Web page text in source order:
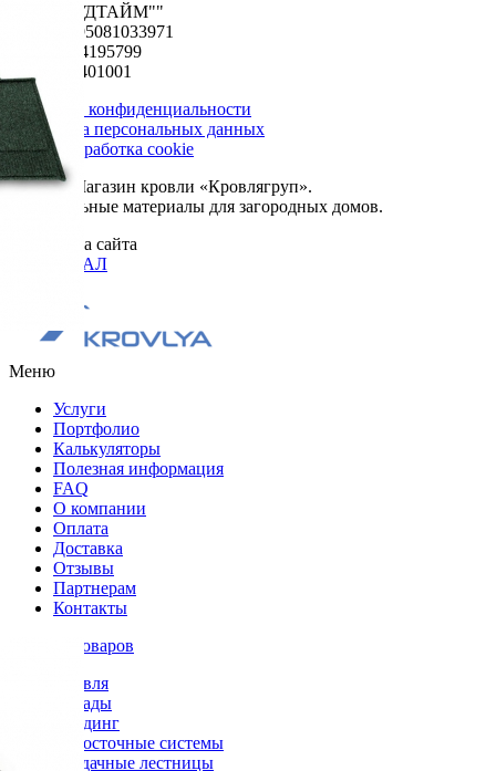
ООО "ФУДТАЙМ""
ОГРН 1195081033971
ИНН 5024195799
КПП 502401001
Политика конфиденциальности
Обработка персональных данных
Сбор и обработка cookie
© 2026. Магазин кровли «Кровлягруп».
Строительные материалы для загородных домов.
Разработка сайта
ОРИГИНАЛ
Меню
Услуги
Портфолио
Калькуляторы
Полезная информация
FAQ
О компании
Оплата
Доставка
Отзывы
Партнерам
Контакты
Каталог товаров
Кровля
Фасады
Сайдинг
Водосточные системы
Чердачные лестницы